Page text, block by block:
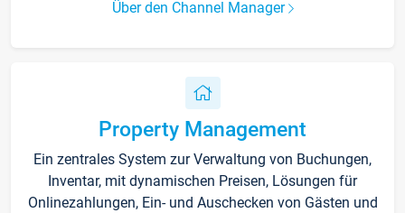
Über den Channel Manager
Property Management
Ein zentrales System zur Verwaltung von Buchungen,
Inventar, mit dynamischen Preisen, Lösungen für
Onlinezahlungen, Ein- und Auschecken von Gästen und